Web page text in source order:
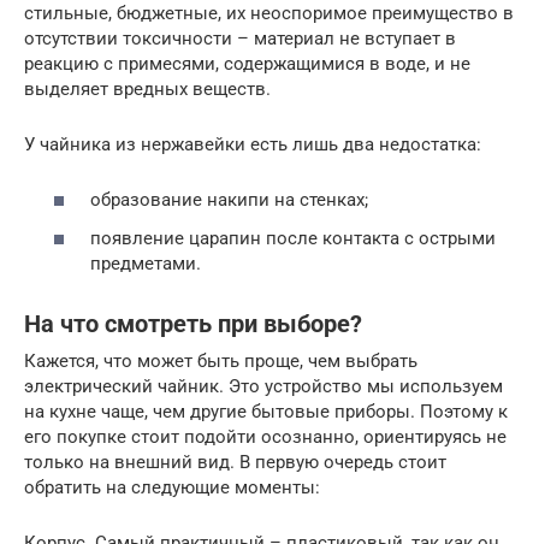
стильные, бюджетные, их неоспоримое преимущество в
отсутствии токсичности – материал не вступает в
реакцию с примесями, содержащимися в воде, и не
выделяет вредных веществ.
У чайника из нержавейки есть лишь два недостатка:
образование накипи на стенках;
появление царапин после контакта с острыми
предметами.
На что смотреть при выборе?
Кажется, что может быть проще, чем выбрать
электрический чайник. Это устройство мы используем
на кухне чаще, чем другие бытовые приборы. Поэтому к
его покупке стоит подойти осознанно, ориентируясь не
только на внешний вид. В первую очередь стоит
обратить на следующие моменты: